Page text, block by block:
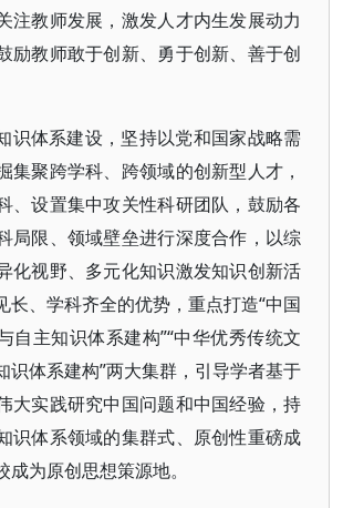
注教师发展，激发人才内生发展动力
励教师敢于创新、勇于创新、善于创
识体系建设，坚持以党和国家战略需
集聚跨学科、跨领域的创新型人才，
、设置集中攻关性科研团队，鼓励各
局限、领域壁垒进行深度合作，以综
化视野、多元化知识激发知识创新活
长、学科齐全的优势，重点打造“中国
自主知识体系建构”“中华优秀传统文
识体系建构”两大集群，引导学者基于
大实践研究中国问题和中国经验，持
识体系领域的集群式、原创性重磅成
为原创思想策源地。